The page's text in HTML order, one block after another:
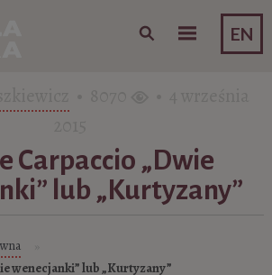
EN
Skip to content
Carpaccio „Dwie
lub „Kurtyzany”
wenecjanki” lub „Kurtyzany”